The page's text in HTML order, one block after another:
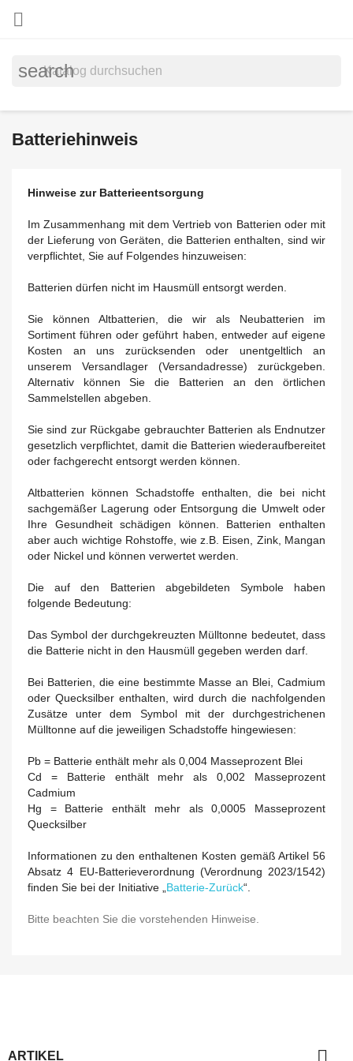

search
Batteriehinweis
Hinweise zur Batterieentsorgung
Im Zusammenhang mit dem Vertrieb von Batterien oder mit
der Lieferung von Geräten, die Batterien enthalten, sind wir
verpflichtet, Sie auf Folgendes hinzuweisen:
Batterien dürfen nicht im Hausmüll entsorgt werden.
Sie können Altbatterien, die wir als Neubatterien im
Sortiment führen oder geführt haben, entweder auf eigene
Kosten an uns zurücksenden oder unentgeltlich an
unserem Versandlager (Versandadresse) zurückgeben.
Alternativ können Sie die Batterien an den örtlichen
Sammelstellen abgeben.
Sie sind zur Rückgabe gebrauchter Batterien als Endnutzer
gesetzlich verpflichtet, damit die Batterien wiederaufbereitet
oder fachgerecht entsorgt werden können.
Altbatterien können Schadstoffe enthalten, die bei nicht
sachgemäßer Lagerung oder Entsorgung die Umwelt oder
Ihre Gesundheit schädigen können. Batterien enthalten
aber auch wichtige Rohstoffe, wie z.B. Eisen, Zink, Mangan
oder Nickel und können verwertet werden.
Die auf den Batterien abgebildeten Symbole haben
folgende Bedeutung:
Das Symbol der durchgekreuzten Mülltonne bedeutet, dass
die Batterie nicht in den Hausmüll gegeben werden darf.
Bei Batterien, die eine bestimmte Masse an Blei, Cadmium
oder Quecksilber enthalten, wird durch die nachfolgenden
Zusätze unter dem Symbol mit der durchgestrichenen
Mülltonne auf die jeweiligen Schadstoffe hingewiesen:
Pb = Batterie enthält mehr als 0,004 Masseprozent Blei
Cd = Batterie enthält mehr als 0,002 Masseprozent
Cadmium
Hg = Batterie enthält mehr als 0,0005 Masseprozent
Quecksilber
Informationen zu den enthaltenen Kosten gemäß Artikel 56
Absatz 4 EU-Batterieverordnung (Verordnung 2023/1542)
finden Sie bei der Initiative „ Batterie-Zurück“.
Bitte beachten Sie die vorstehenden Hinweise.
ARTIKEL 